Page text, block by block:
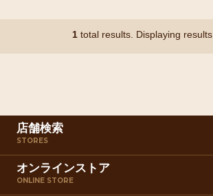
1 total results. Displaying results
店舗検索
STORES
オンラインストア
ONLINE STORE